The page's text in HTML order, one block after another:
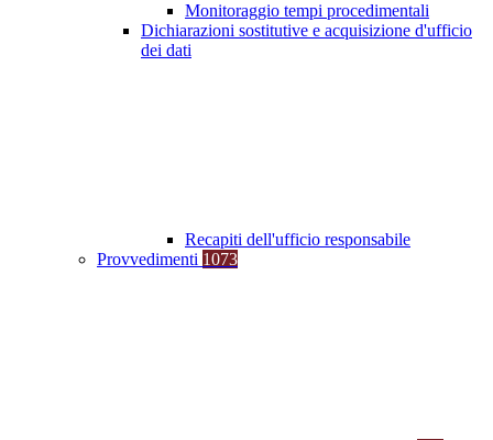
Monitoraggio tempi procedimentali
Dichiarazioni sostitutive e acquisizione d'ufficio
dei dati
Recapiti dell'ufficio responsabile
Provvedimenti 1073